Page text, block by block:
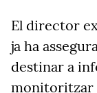
El director
ja ha
destinar a
monitoritzar